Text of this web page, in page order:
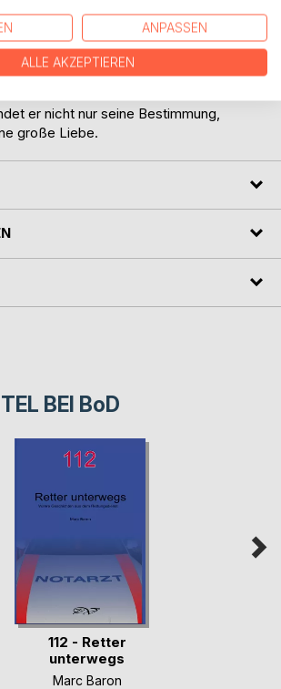
rufen, findet er einen
blauen Edelstein. Von diesem Moment
verrückt und aus seinem friedlichen
voller Mysterien und
er nicht nur seine Bestimmung,
große Liebe.
BEI BoD
112 - Retter
unterwegs
Marc Baron
ANPASSEN
ALLE AKZEPTIEREN